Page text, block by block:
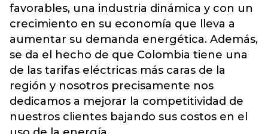
favorables, una industria dinámica y con un
crecimiento en su economía que lleva a
aumentar su demanda energética. Además,
se da el hecho de que Colombia tiene una
de las tarifas eléctricas más caras de la
región y nosotros precisamente nos
dedicamos a mejorar la competitividad de
nuestros clientes bajando sus costos en el